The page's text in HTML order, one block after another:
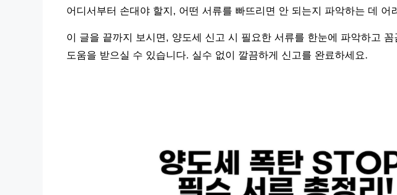
어디서부터 손대야 할지, 어떤 서류를 빠뜨리면 안 되는지 파악하는 데 어
이 글을 끝까지 보시면, 양도세 신고 시 필요한 서류를 한눈에 파악하고
도움을 받으실 수 있습니다. 실수 없이 깔끔하게 신고를 완료하세요.